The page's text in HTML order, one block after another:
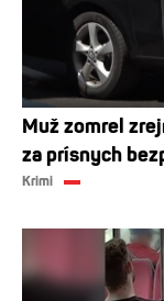
Muž zomrel
za prísnych
Krimi